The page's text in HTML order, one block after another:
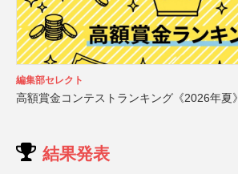
編集部セレクト
高額賞金コンテストランキング《2026年夏》
結果発表